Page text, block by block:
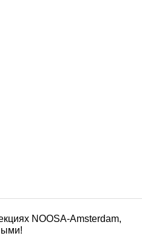
NOOSA-Amsterdam,